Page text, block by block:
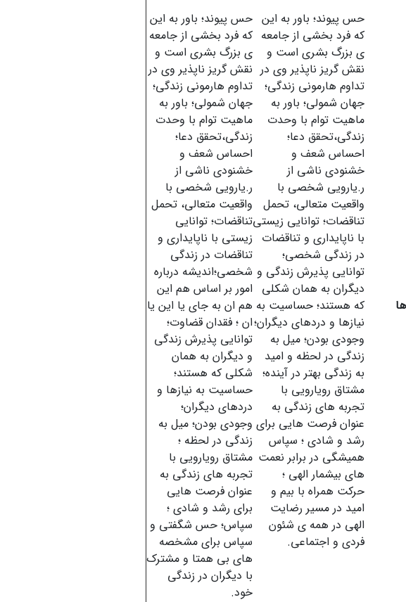
حس پیوند؛ باور به این
که فرد بخشی از جامعه
ی بزرگ بشری است و
نقش گریز ناپذیر وی در
تداوم هارمونی زندگی؛
جهان شمولی؛ باور به
ماهیت توام با وحدت
زندگی،تحقق دعا؛
احساس شعف و
خشنودی ناشی از
ر.یارویی شخصی با
واقعیت متعالی، تحمل
تناقضات؛ توانایی زیستی
با ناپایداری و تناقضات
در زندگی شخصی؛
توانایی پذیرش زندگی و
دیگران به همان شکلی
که هستند؛ حساسیت به
نیازها و دردهای دیگران؛
وجودی بودن؛ میل به
زندگی در لحظه و امید
به زندگی بهتر در آینده؛
مشتاق رویارویی با
تجربه های زندگی به
عنوان فرصت هایی برای
رشد و شادی ؛ سپاس
همیشگی در برابر نعمت
های بیشمار الهی ؛
حرکت همراه با بیم و
امید در مسیر رضایت
الهی در همه ی شئون
فردی و اجتماعی.
حس پیوند؛ باور به این
که فرد بخشی از جامعه
ی بزرگ بشری است و
نقش گریز ناپذیر وی در
تداوم هارمونی زندگی؛
جهان شمولی؛ باور به
ماهیت توام با وحدت
زندگی،تحقق دعا؛
احساس شعف و
خشنودی ناشی از
ر.یارویی شخصی با
واقعیت متعالی، تحمل
تناقضات؛ توانایی
زیستی با ناپایداری و
تناقضات در زندگی
شخصی؛اندیشه درباره
امور بر اساس هم این
هم ان به جای یا این یا
ان ؛ فقدان قضاوت؛
توانایی پذیرش زندگی
و دیگران به همان
شکلی که هستند؛
حساسیت به نیازها و
دردهای دیگران؛
وجودی بودن؛ میل به
زندگی در لحظه ؛
مشتاق رویارویی با
تجربه های زندگی به
عنوان فرصت هایی
برای رشد و شادی ؛
سپاس؛ حس شگفتی و
سپاس برای مشخصه
های بی همتا و مشترک
با دیگران در زندگی
خود.